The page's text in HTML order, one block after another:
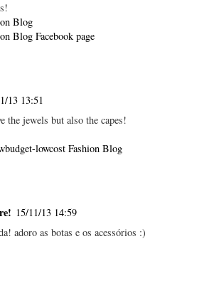
Blog
Blog Facebook page
13 13:51
the jewels but also the capes!
lowcost Fashion Blog
15/11/13 14:59
adoro as botas e os acessórios :)